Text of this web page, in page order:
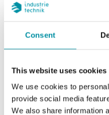
Consent
This website uses cookies
We use cookies to
provide social media
We also share information
CTR80
Regolatore per
controllo temperatura